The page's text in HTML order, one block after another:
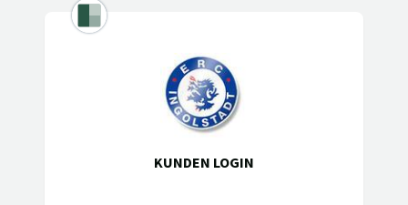
Hilfe & Info
KUNDEN LOGIN